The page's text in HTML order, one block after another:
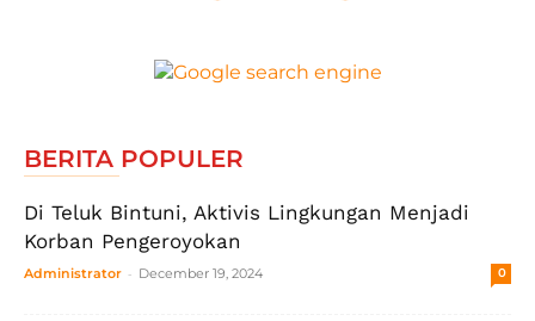
BERITA POPULER
Di Teluk Bintuni, Aktivis Lingkungan Menjadi
Korban Pengeroyokan
Administrator - December 19, 2024 0